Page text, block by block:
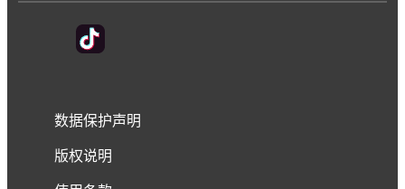
数据保护声明
版权说明